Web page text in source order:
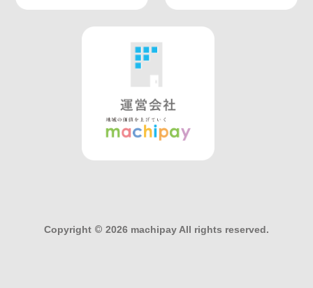
Copyright © 2026 machipay All rights reserved.